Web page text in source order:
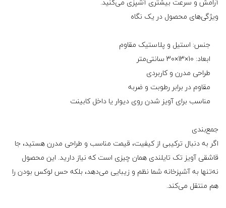
ویژگی‌های محصول در یک نگاه
جنس: استیل و پلاستیک مقاوم
ابعاد: 10×13×30 سانتی‌متر
طراحی مدرن و کاربردی
مقاوم در برابر رطوبت و ضربه
مناسب برای آویز شدن روی دیوار یا داخل کابینت
جمع‌بندی
اگر به دنبال ترکیبی از کیفیت، قیمت مناسب و طراحی مدرن هستید، جا
قاشقی آویز تک تایلندی همان چیزی است که نیاز دارید. این محصول
نه‌تنها به آشپزخانه شما نظم و زیبایی می‌دهد، بلکه حس لوکس بودن را
هم منتقل می‌کند.